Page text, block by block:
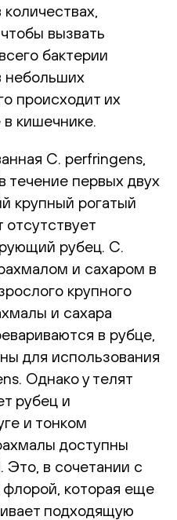
вызвать
бактерии
небольших
происходит их
кишечнике.
C. perfringens,
течение первых двух
крупный рогатый
отсутствует
рубец. C.
и сахаром в
крупного
и сахара
в рубце,
для использования
Однако у телят
рубец и
и тонком
доступны
Это, в сочетании с
которая еще
подходящую